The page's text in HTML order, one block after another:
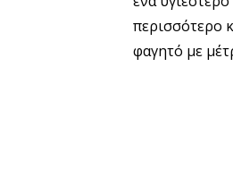
περισσότερο
φαγητό με